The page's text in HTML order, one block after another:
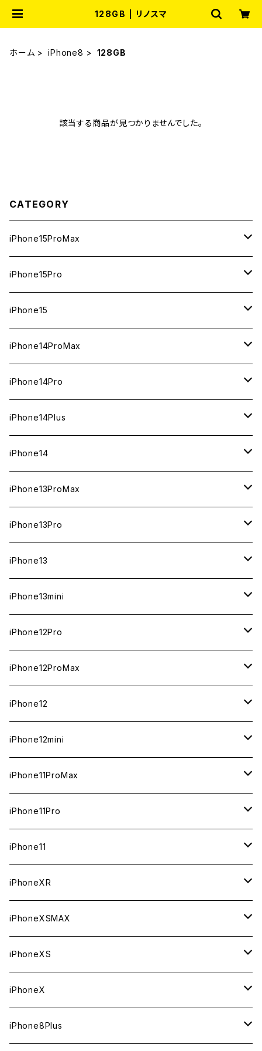
128GB | リノスマ
ホーム iPhone8 128GB
該当する商品が見つかりませんでした。
CATEGORY
iPhone15ProMax
1TB
新品
中古（整備済み）
512GB
新品
中古（整備済み）
256GB
新品
中古（整備済み）
iPhone15Pro
1TB
新品
中古（整備済み）
512GB
新品
中古（整備済み）
256GB
新品
中古（整備済み）
128GB
新品
中古（整備済み）
iPhone15
512GB
新品
中古（整備済み）
256GB
新品
中古（整備済み）
128GB
新品
中古（整備済み）
iPhone14ProMax
1TB
新品
中古（整備済み）
512GB
新品
中古（整備済み）
256GB
新品
中古（整備済み）
128GB
新品
中古（整備済み）
iPhone14Pro
1TB
新品
中古（整備済み）
512GB
新品
中古（整備済み）
256GB
新品
中古（整備済み）
128GB
新品
中古（整備済み）
iPhone14Plus
512GB
新品
中古（整備済み）
256GB
新品
中古（整備済み）
128GB
新品
中古（整備済み）
iPhone14
128GB
新品
中古（整備済み）
256GB
新品
中古（整備済み）
512GB
新品
中古（整備済み）
iPhone13ProMax
1TB
新品
中古（整備済み）
512GB
新品
中古（整備済み）
256GB
新品
中古（整備済み）
128GB
新品
中古（整備済み）
iPhone13Pro
1TB
新品
中古（整備済み）
512GB
新品
中古（整備済み）
256GB
新品
中古（整備済み）
128GB
新品
中古（整備済み）
iPhone13
512GB
新品
中古（整備済み）
256GB
新品
中古（整備済み）
128GB
新品
中古（整備済み）
iPhone13mini
512GB
新品
中古（整備済み）
256GB
新品
中古（整備済み）
128GB
新品
中古（整備済み）
iPhone12Pro
128GB
新品
中古（整備済み）
256GB
新品
中古（整備済み）
512GB
新品
中古（整備済み）
iPhone12ProMax
512GB
新品
中古（整備済み）
256GB
新品
中古（整備済み）
128GB
新品
中古（整備済み）
iPhone12
256GB
新品
中古（整備済み）
128GB
新品
中古（整備済み）
64GB
新品
中古（整備済み）
iPhone12mini
256GB
新品
中古（整備済み）
128GB
新品
中古（整備済み）
64GB
新品
中古（整備済み）
iPhone11ProMax
512GB
新品
中古（整備済み）
256GB
新品
中古（整備済み）
64GB
新品
中古（整備済み）
iPhone11Pro
512GB
新品
中古（整備済み）
256GB
新品
中古（整備済み）
64GB
新品
中古（整備済み）
iPhone11
256GB
新品
中古（整備済み）
128GB
新品
中古（整備済み）
64GB
新品
中古（整備済み）
iPhoneXR
256GB
新品
中古（整備済み）
128GB
新品
中古（整備済み）
64GB
新品
iPhoneXSMAX
512GB
新品
中古（整備済み）
256GB
新品
64GB
iPhoneXS
512GB
新品
256GB
iPhoneX
256GB
iPhone8Plus